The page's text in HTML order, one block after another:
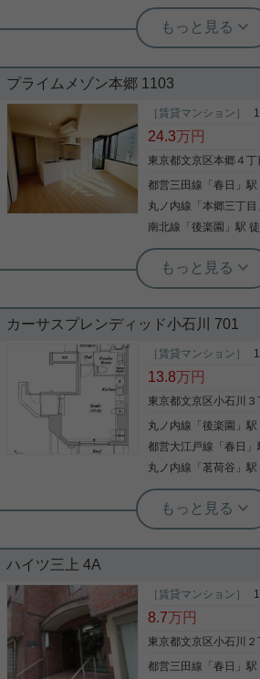
実用春日ホーム 春日町店 堀江健太郎
人気のシリーズ
料など設備充実！
ローソン 小石川一丁
ビニがあるのもポイン
浴室乾燥機などが揃っ
れる、24時間ゴミ出し
す。収納はシューズボ
え付けられているので
します。陽当りの良さ
ちらの物件はマンショ
条件や特集が満載で
線春日付近できっと素
実用春日ホーム 小石川店 スタッフ上田
★インターネッ
ロック★バルコ
な壁と床でおしゃれ部屋
イレも別なのでうれし
乾かない心配もありません。 気になる
などお気軽に【実用
写真(9)
プライムメゾン本郷 1103
［賃貸マンション］
24.3万円
東京都文京区本郷４
都営三田線 「春日 」
丸ノ内線 「本郷三丁目
南北線 「後楽園 」駅
実用春日ホーム 富坂サテライト 三木愛子
◇設備充実！コ
るこちらのマンション。 複数路線が利用できる
アで、 リビングのワ
所やラクーア遊園地が
スパを楽しむのもいいかもし
居にぴったりな１LDK
写真(9)
カーサスプレンディッド小石川 701
［賃貸マンション］
13.8万円
東京都文京区小石川
丸ノ内線 「後楽園 」
都営大江戸線 「春日
丸ノ内線 「茗荷谷 」
実用春日ホーム 茗荷谷店 松下諒平
小型犬可 南西向
ぜひ一度見ていただき
ッド小石川」です。
犬、猫） 文京区エリ
でしょうか。室内設備
ハイツ三上 4A
［賃貸マンション］
8.7万円
東京都文京区小石川
都営三田線 「春日 」